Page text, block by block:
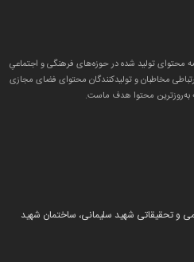
محتوای تولید شده در حوزه‌های فرهنگی و اجتماعیِ
مخاطبان و تولید‌کنندگان محتوای فضای مجازی
به‌روزترین محتوا هدف ماست.
و تحقیقاتی شهید سلیمانی، ساختمان شهید